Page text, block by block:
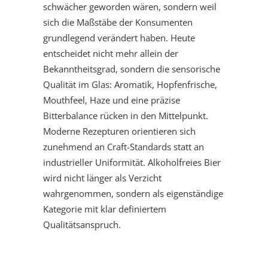
schwächer geworden wären, sondern weil
sich die Maßstäbe der Konsumenten
grundlegend verändert haben. Heute
entscheidet nicht mehr allein der
Bekanntheitsgrad, sondern die sensorische
Qualität im Glas: Aromatik, Hopfenfrische,
Mouthfeel, Haze und eine präzise
Bitterbalance rücken in den Mittelpunkt.
Moderne Rezepturen orientieren sich
zunehmend an Craft-Standards statt an
industrieller Uniformität. Alkoholfreies Bier
wird nicht länger als Verzicht
wahrgenommen, sondern als eigenständige
Kategorie mit klar definiertem
Qualitätsanspruch.